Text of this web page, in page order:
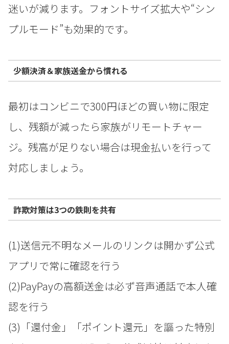
迷いが減ります。フォントサイズ拡大や“シン
プルモード”も効果的です。
少額決済＆家族送金から慣れる
最初はコンビニで300円ほどの買い物に限定
し、残額が減ったら家族がリモートチャー
ジ。残高が足りない場合は現金払いを行って
対応しましょう。
詐欺対策は3つの鉄則を共有
(1)送信元不明なメールのリンクは開かず公式
アプリで常に確認を行う
(2)PayPayの高額送金は必ず音声通話で本人確
認を行う
(3)「還付金」「ポイント還元」を謳った特別